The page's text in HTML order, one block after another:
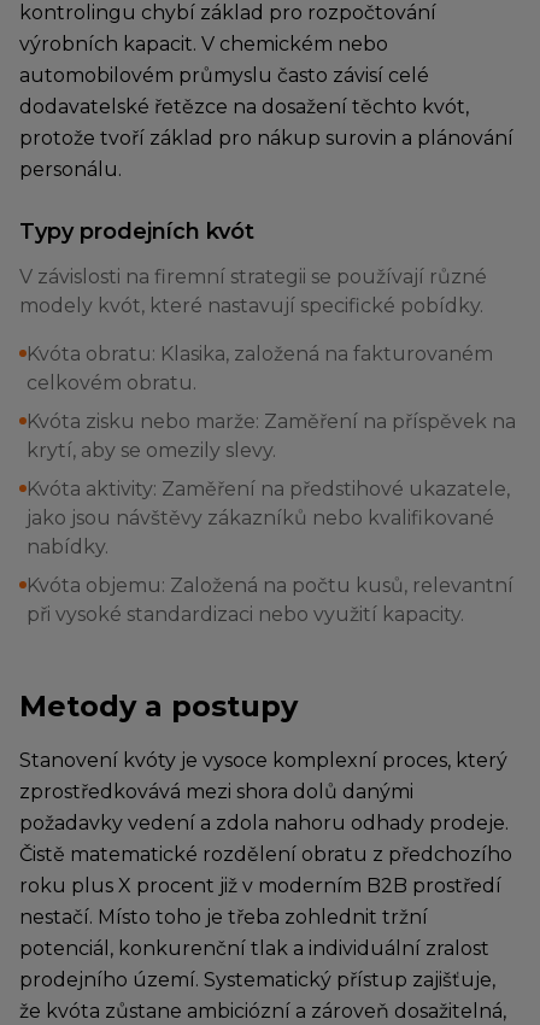
kontrolingu chybí základ pro rozpočtování
výrobních kapacit. V chemickém nebo
automobilovém průmyslu často závisí celé
dodavatelské řetězce na dosažení těchto kvót,
protože tvoří základ pro nákup surovin a plánování
personálu.
Typy prodejních kvót
V závislosti na firemní strategii se používají různé
modely kvót, které nastavují specifické pobídky.
Kvóta obratu: Klasika, založená na fakturovaném
celkovém obratu.
Kvóta zisku nebo marže: Zaměření na příspěvek na
krytí, aby se omezily slevy.
Kvóta aktivity: Zaměření na předstihové ukazatele,
jako jsou návštěvy zákazníků nebo kvalifikované
nabídky.
Kvóta objemu: Založená na počtu kusů, relevantní
při vysoké standardizaci nebo využití kapacity.
Metody a postupy
Stanovení kvóty je vysoce komplexní proces, který
zprostředkovává mezi shora dolů danými
požadavky vedení a zdola nahoru odhady prodeje.
Čistě matematické rozdělení obratu z předchozího
roku plus X procent již v moderním B2B prostředí
nestačí. Místo toho je třeba zohlednit tržní
potenciál, konkurenční tlak a individuální zralost
prodejního území. Systematický přístup zajišťuje,
že kvóta zůstane ambiciózní a zároveň dosažitelná,